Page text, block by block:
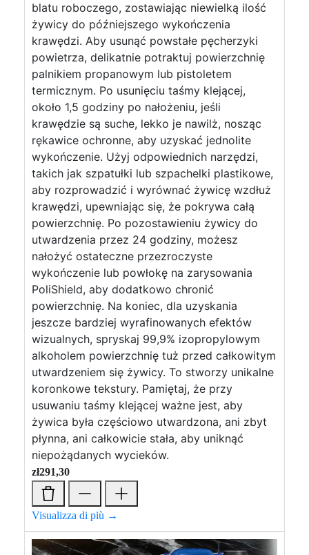
blatu roboczego, zostawiając niewielką ilość
żywicy do późniejszego wykończenia
krawędzi. Aby usunąć powstałe pęcherzyki
powietrza, delikatnie potraktuj powierzchnię
palnikiem propanowym lub pistoletem
termicznym. Po usunięciu taśmy klejącej,
około 1,5 godziny po nałożeniu, jeśli
krawędzie są suche, lekko je nawilż, nosząc
rękawice ochronne, aby uzyskać jednolite
wykończenie. Użyj odpowiednich narzędzi,
takich jak szpatułki lub szpachelki plastikowe,
aby rozprowadzić i wyrównać żywicę wzdłuż
krawędzi, upewniając się, że pokrywa całą
powierzchnię. Po pozostawieniu żywicy do
utwardzenia przez 24 godziny, możesz
nałożyć ostateczne przezroczyste
wykończenie lub powłokę na zarysowania
PoliShield, aby dodatkowo chronić
powierzchnię. Na koniec, dla uzyskania
jeszcze bardziej wyrafinowanych efektów
wizualnych, spryskaj 99,9% izopropylowym
alkoholem powierzchnię tuż przed całkowitym
utwardzeniem się żywicy. To stworzy unikalne
koronkowe tekstury. Pamiętaj, że przy
usuwaniu taśmy klejącej ważne jest, aby
żywica była częściowo utwardzona, ani zbyt
płynna, ani całkowicie stała, aby uniknąć
niepożądanych wycieków.
zł291,30
Visualizza di più →